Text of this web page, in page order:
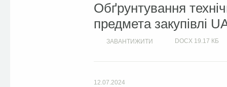
Обґрунтування
предмета закупівлі
ЗАВАНТИЖИТИ DOCX 19.17 КБ
12.07.2024